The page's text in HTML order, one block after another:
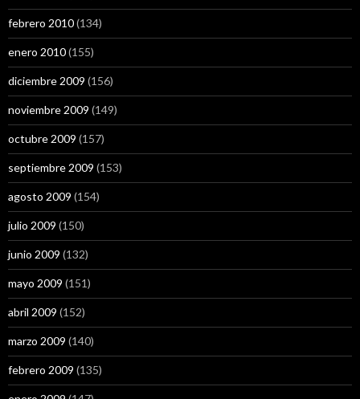
febrero 2010(134)
enero 2010(155)
diciembre 2009 (156)
noviembre 2009 (149)
octubre 2009 (157)
septiembre 2009 (153)
agosto 2009 (154)
julio 2009 (150)
junio 2009 (132)
mayo 2009 (151)
abril 2009 (152)
marzo 2009 (140)
febrero 2009 (135)